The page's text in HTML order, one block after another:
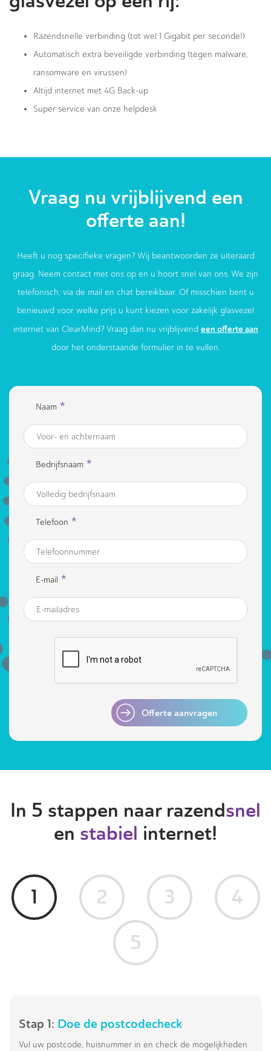
Razendsnelle verbinding (tot wel 1 Gigabit per seconde!)
Automatisch extra beveiligde verbinding (tegen malware,
ransomware en virussen)
Altijd internet met 4G Back-up
Super service van onze helpdesk
Vraag nu vrijblijvend een
offerte aan!
Heeft u nog specifieke vragen? Wij beantwoorden ze uiteraard
graag. Neem contact met ons op en u hoort snel van ons. We zijn
telefonisch, via de mail en chat bereikbaar. Of misschien bent u
benieuwd voor welke prijs u kunt kiezen voor zakelijk glasvezel
internet van ClearMind? Vraag dan nu vrijblijvend een offerte aan
door het onderstaande formulier in te vullen.
Naam *
Bedrijfsnaam *
Telefoon *
E-mail *
Offerte aanvragen
In 5 stappen naar razendsnel
en stabiel internet!
1 2 3
4
5
Stap 1: Doe de postcodecheck
Vul uw postcode, huisnummer in en check de mogelijkheden